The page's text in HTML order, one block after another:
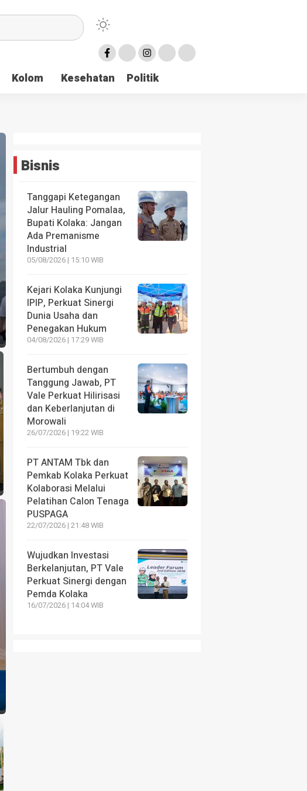
Kolom Kesehatan Politik
Bisnis
Tanggapi Ketegangan
Jalur Hauling Pomalaa,
Bupati Kolaka: Jangan
Ada Premanisme
Industrial
05/08/2026 | 15:10 WIB
Kejari Kolaka Kunjungi
IPIP, Perkuat Sinergi
Dunia Usaha dan
Penegakan Hukum
04/08/2026 | 17:29 WIB
Bertumbuh dengan
Tanggung Jawab, PT
Vale Perkuat Hilirisasi
dan Keberlanjutan di
Morowali
26/07/2026 | 19:22 WIB
PT ANTAM Tbk dan
Pemkab Kolaka Perkuat
Kolaborasi Melalui
Pelatihan Calon Tenaga
PUSPAGA
22/07/2026 | 21:48 WIB
Wujudkan Investasi
Berkelanjutan, PT Vale
Perkuat Sinergi dengan
Pemda Kolaka
16/07/2026 | 14:04 WIB